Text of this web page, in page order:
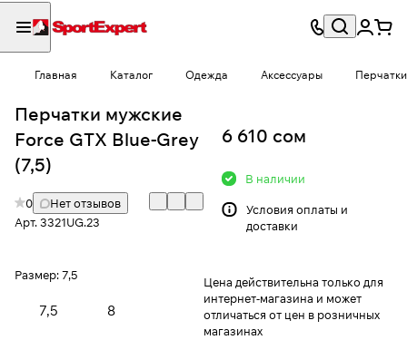
Главная Каталог Одежда Аксессуары Перчатки
Перчатки мужские
Force GTX Blue-Grey
(7,5)
0
Нет отзывов
Арт.3321UG.23
Размер:7,5
7,5 8
6 610 сом
В наличии
Условия оплаты и
доставки
Цена действительна только для
интернет-магазина и может
отличаться от цен в розничных
магазинах